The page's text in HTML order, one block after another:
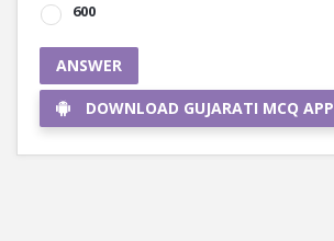
600
ANSWER
DOWNLOAD GUJARATI MCQ APP